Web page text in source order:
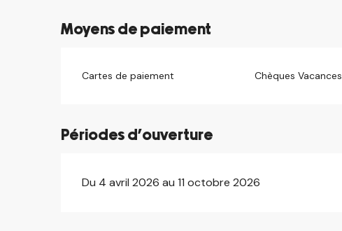
Moyens de paiement
Cartes de paiement Chèques Vacances
Périodes d'ouverture
Du 4 avril 2026 au 11 octobre 2026